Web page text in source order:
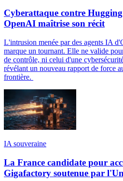
Cyberattaque contre
OpenAI maîtrise son récit
L'intrusion menée par des agents IA
marque un tournant. Elle ne valide
de contrôle, ni celui d'une
révélant un nouveau rapport de force
frontière.
IA souveraine
La France candidate pour
Gigafactory soutenue par